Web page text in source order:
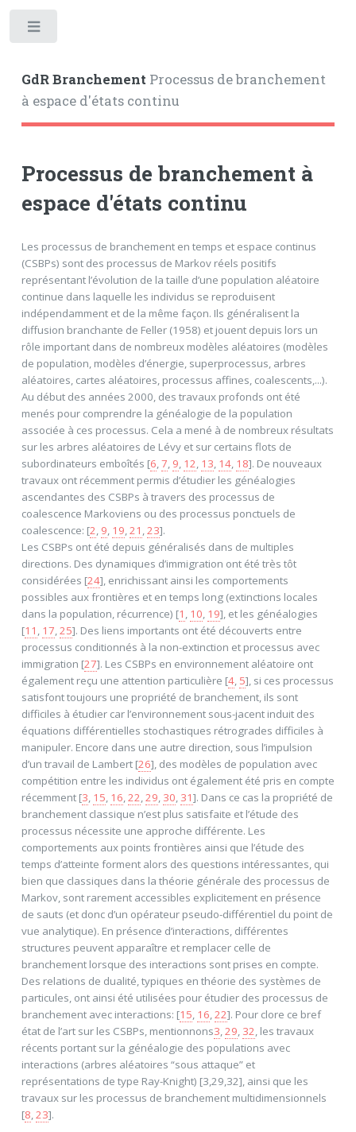
GdR BranchementProcessus de branchement
à espace d'états continu
Processus de branchement à
espace d'états continu
Les processus de branchement en temps et espace continus
(CSBPs) sont des processus de Markov réels positifs
représentant l’évolution de la taille d’une population aléatoire
continue dans laquelle les individus se reproduisent
indépendamment et de la même façon. Ils généralisent la
diffusion branchante de Feller (1958) et jouent depuis lors un
rôle important dans de nombreux modèles aléatoires (modèles
de population, modèles d’énergie, superprocessus, arbres
aléatoires, cartes aléatoires, processus affines, coalescents,...).
Au début des années 2000, des travaux profonds ont été
menés pour comprendre la généalogie de la population
associée à ces processus. Cela a mené à de nombreux résultats
sur les arbres aléatoires de Lévy et sur certains flots de
subordinateurs emboîtés [6,7, 9, 12, 13, 14, 18]. De nouveaux
travaux ont récemment permis d’étudier les généalogies
ascendantes des CSBPs à travers des processus de
coalescence Markoviens ou des processus ponctuels de
coalescence: [2, 9, 19,21 ,23].
Les CSBPs ont été depuis généralisés dans de multiples
directions. Des dynamiques d’immigration ont été très tôt
considérées [24], enrichissant ainsi les comportements
possibles aux frontières et en temps long (extinctions locales
dans la population, récurrence) [1 , 10, 19], et les généalogies
[11 , 17,25]. Des liens importants ont été découverts entre
processus conditionnés à la non-extinction et processus avec
immigration [27]. Les CSBPs en environnement aléatoire ont
également reçu une attention particulière [4, 5], si ces processus
satisfont toujours une propriété de branchement, ils sont
difficiles à étudier car l’environnement sous-jacent induit des
équations différentielles stochastiques rétrogrades difficiles à
manipuler. Encore dans une autre direction, sous l’impulsion
d’un travail de Lambert [26], des modèles de population avec
compétition entre les individus ont également été pris en compte
récemment [3, 15, 16,22,29, 30, 31]. Dans ce cas la propriété de
branchement classique n’est plus satisfaite et l’étude des
processus nécessite une approche différente. Les
comportements aux points frontières ainsi que l’étude des
temps d’atteinte forment alors des questions intéressantes, qui
bien que classiques dans la théorie générale des processus de
Markov, sont rarement accessibles explicitement en présence
de sauts (et donc d’un opérateur pseudo-différentiel du point de
vue analytique). En présence d’interactions, différentes
structures peuvent apparaître et remplacer celle de
branchement lorsque des interactions sont prises en compte.
Des relations de dualité, typiques en théorie des systèmes de
particules, ont ainsi été utilisées pour étudier des processus de
branchement avec interactions: [15, 16,22]. Pour clore ce bref
état de l’art sur les CSBPs, mentionnons3,29, 32, les travaux
récents portant sur la généalogie des populations avec
interactions (arbres aléatoires “sous attaque” et
représentations de type Ray-Knight) [3,29,32], ainsi que les
travaux sur les processus de branchement multidimensionnels
[8,23].